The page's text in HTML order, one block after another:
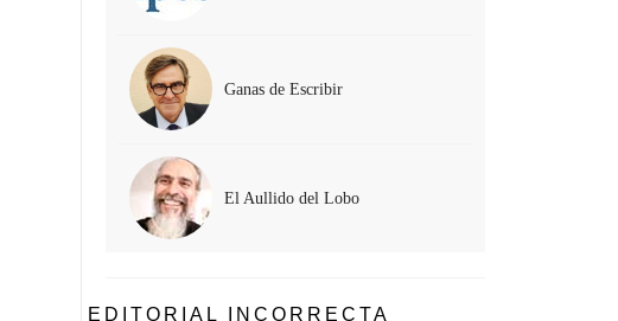
Ganas de Escribir
El Aullido del Lobo
EDITORIAL INCORRECTA